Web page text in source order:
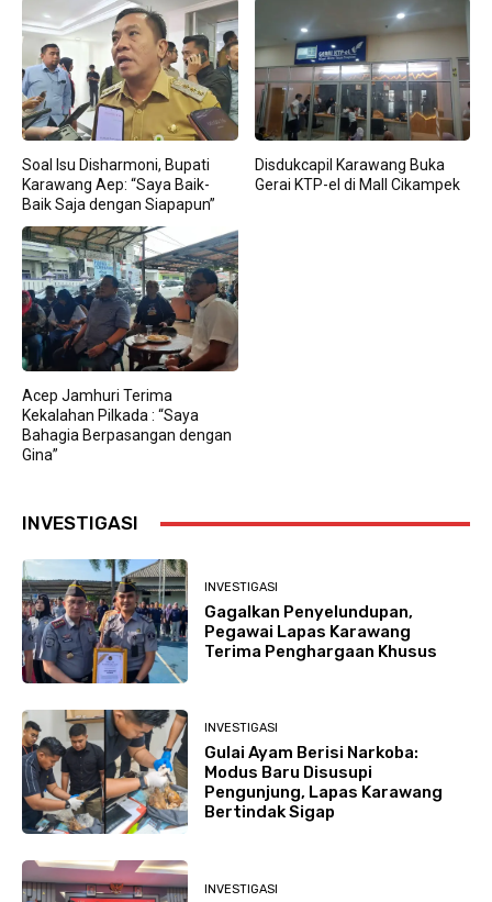
Soal Isu Disharmoni, Bupati
Karawang Aep: “Saya Baik-
Baik Saja dengan Siapapun”
Disdukcapil Karawang Buka
Gerai KTP-el di Mall Cikampek
Acep Jamhuri Terima
Kekalahan Pilkada : “Saya
Bahagia Berpasangan dengan
Gina”
INVESTIGASI
INVESTIGASI
Gagalkan Penyelundupan,
Pegawai Lapas Karawang
Terima Penghargaan Khusus
INVESTIGASI
Gulai Ayam Berisi Narkoba:
Modus Baru Disusupi
Pengunjung, Lapas Karawang
Bertindak Sigap
INVESTIGASI